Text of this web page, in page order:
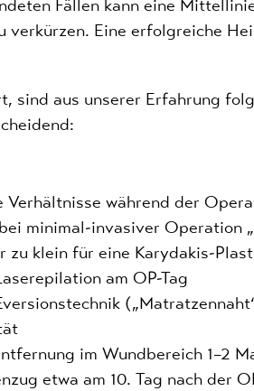
Fällen kann eine
verkürzen. Eine erfolgreiche
sind aus unserer Erfahrung
Verhältnisse während der
minimal-invasiver Operation
zu klein für eine Karydakis-
am OP-Tag
im Wundbereich 1–2
etwa am 10. Tag nach der